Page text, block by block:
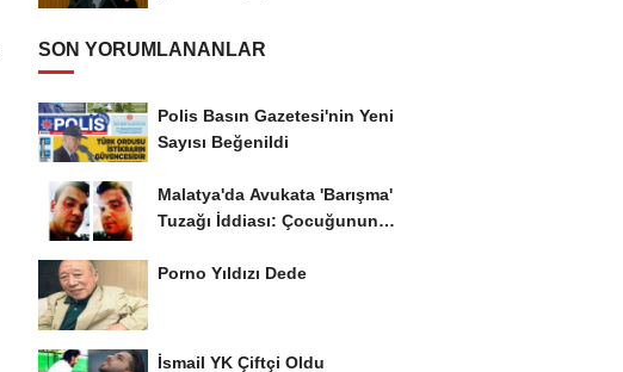
SON YORUMLANANLAR
Polis Basın Gazetesi'nin Yeni
Sayısı Beğenildi
Malatya'da Avukata 'Barışma'
Tuzağı İddiası: Çocuğunun
Porno Yıldızı Dede
İsmail YK Çiftçi Oldu